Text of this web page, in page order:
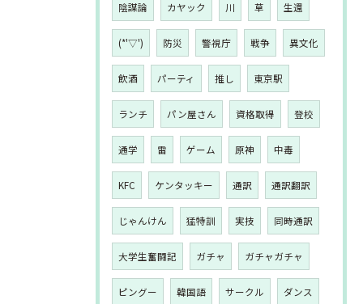
陰謀論 カヤック 川 草 生還
(*'▽') 防災 警視庁 戦争 異文化
飲酒 パーティ 推し 東京駅
ランチ パン屋さん 資格取得 登校
通学 雷 ゲーム 原神 中毒
KFC ケンタッキー 通訳 通訳翻訳
じゃんけん 猛特訓 実技 同時通訳
大学生奮闘記 ガチャ ガチャガチャ
ピングー 韓国語 サークル ダンス